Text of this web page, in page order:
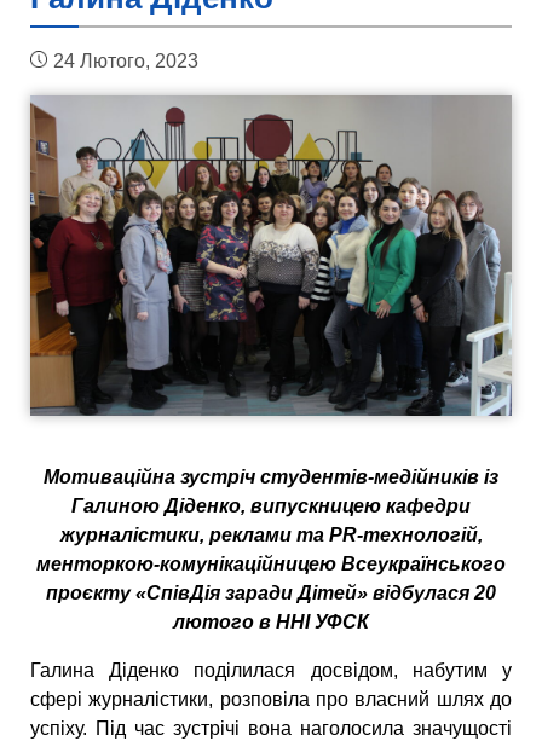
24 Лютого, 2023
Мотиваційна зустріч студентів-медійників із
Галиною Діденко, випускницею кафедри
журналістики, реклами та PR-технологій,
менторкою-комунікаційницею Всеукраїнського
проєкту «СпівДія заради Дітей» відбулася 20
лютого в ННІ УФСК
Галина Діденко поділилася досвідом, набутим у
сфері журналістики, розповіла про власний шлях до
успіху. Під час зустрічі вона наголосила значущості